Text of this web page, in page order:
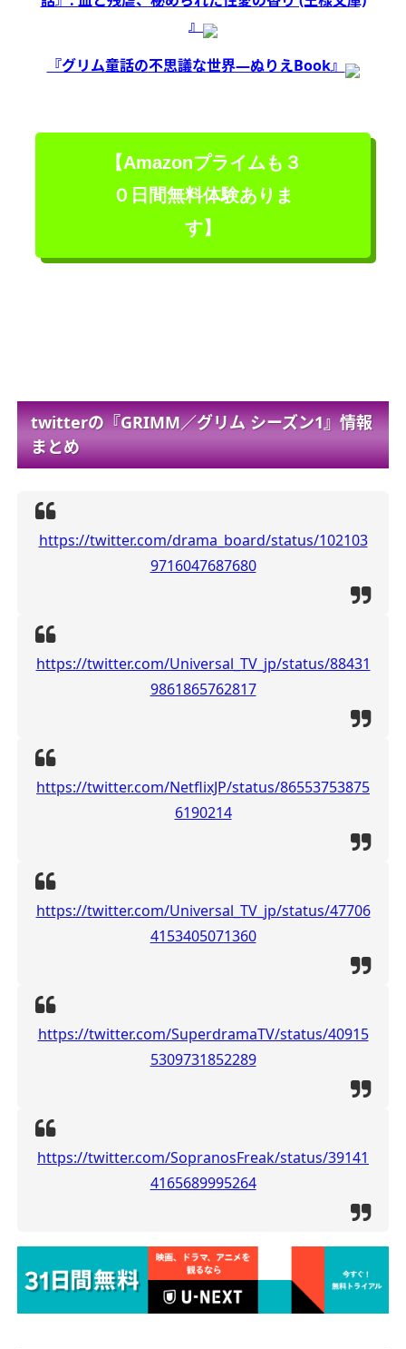
』
『グリム童話の不思議な世界―ぬりえBook』
【Amazonプライムも３
０日間無料体験ありま
す】
twitterの『GRIMM／グリム シーズン1』情報
まとめ
https://twitter.com/drama_board/status/102103
9716047687680
https://twitter.com/Universal_TV_jp/status/88431
9861865762817
https://twitter.com/NetflixJP/status/86553753875
6190214
https://twitter.com/Universal_TV_jp/status/47706
4153405071360
https://twitter.com/SuperdramaTV/status/40915
5309731852289
https://twitter.com/SopranosFreak/status/39141
4165689995264